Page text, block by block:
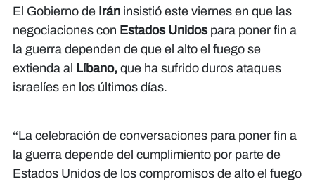
El Gobierno de Irán insistió este viernes en que las
negociaciones con Estados Unidospara poner fin a
la guerra dependen de que el alto el fuego se
extienda al Líbano, que ha sufrido duros ataques
israelíes en los últimos días.
“La celebración de conversaciones para poner fin a
la guerra depende del cumplimiento por parte de
Estados Unidos de los compromisos de alto el fuego